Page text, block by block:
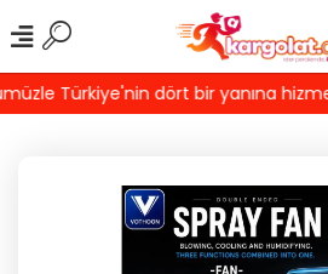
Türkiye'nin dört bir yanına